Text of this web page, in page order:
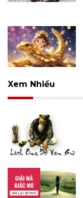
Xem Nhiều